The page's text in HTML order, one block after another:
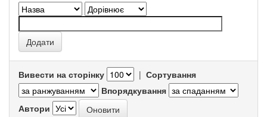
Вивести на сторінку | Сортування
Впорядкування
Автори